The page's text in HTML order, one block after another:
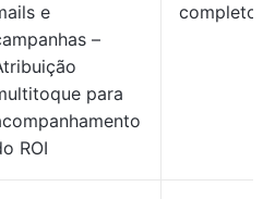
e
–
para
ROI
completo